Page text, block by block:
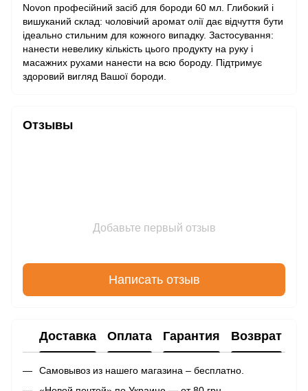
Novon професійний засіб для бороди 60 мл. Глибокий і
вишуканий склад: чоловічий аромат олії дає відчуття бути
ідеально стильним для кожного випадку. Застосування:
нанести невелику кількість цього продукту на руку і
масажних рухами нанести на всю бороду. Підтримує
здоровий вигляд Вашої бороди.
Отзывы
Добавьте первый отзыв
Написать отзыв
Доставка Оплата Гарантия Возврат
Самовывоз из нашего магазина – бесплатно.